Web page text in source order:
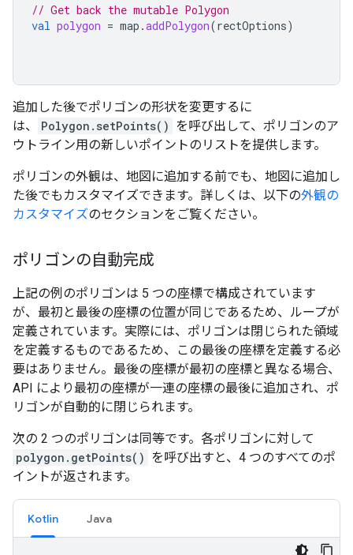
// Get back the mutable Polygon
val polygon = map .addPolygon(rectOptions)
追加した後でポリゴンの形状を変更するに
は、
Polygon.setPoints() を呼び出して、ポリゴンのア
ウトライン用の新しいポイントのリストを提供します。
ポリゴンの外観は、地図に追加する前でも、地図に追加し
た後でもカスタマイズできます。詳しくは、以下の外観の
カスタマイズのセクションをご覧ください。
ポリゴンの自動完成
上記の例のポリゴンは 5 つの座標で構成されています
が、最初と最後の座標の位置が同じであるため、ループが
定義されています。実際には、ポリゴンは閉じられた領域
を定義するものであるため、この最後の座標を定義する必
要はありません。最後の座標が最初の座標と異なる場合、
API により最初の座標が一連の座標の最後に追加され、ポ
リゴンが自動的に閉じられます。
次の 2 つのポリゴンは同等です。各ポリゴンに対して
polygon.getPoints() を呼び出すと、4 つのすべてのポ
イントが返されます。
Kotlin Java